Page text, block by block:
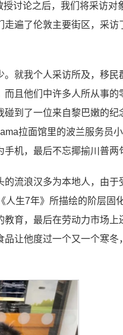
讨论之后，我们将采访对
遍了伦敦主要街区，采访
就我个人采访所及，移民
且他们中许多人所从事的
到了一位来自黎巴嫩的纪
拉面馆里的波兰服务员小
机，最后不忘揶揄川普两
流浪汉多为本地人，由于
生7年》所描绘的阶层固
育，最后在劳动力市场上
让他度过一个又一个寒冬